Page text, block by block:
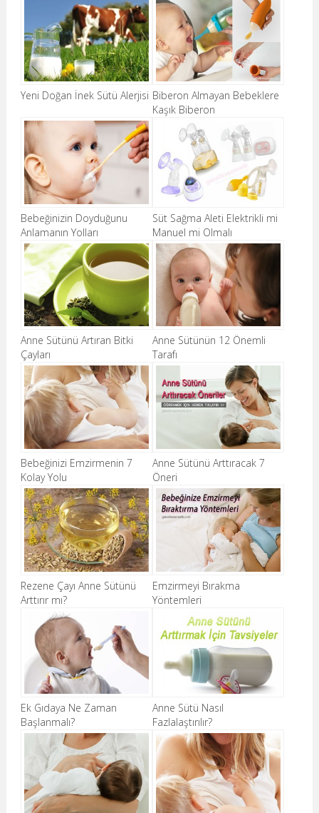
Yeni Doğan İnek Sütü Alerjisi Biberon Almayan Bebeklere
Kaşık Biberon
Bebeğinizin Doyduğunu
Anlamanın Yolları
Süt Sağma Aleti Elektrikli mi
Manuel mi Olmalı
Anne Sütünü Artıran Bitki
Çayları
Anne Sütünün 12 Önemli
Tarafı
Bebeğinizi Emzirmenin 7
Kolay Yolu
Anne Sütünü Arttıracak 7
Öneri
Rezene Çayı Anne Sütünü
Arttırır mı?
Emzirmeyi Bırakma
Yöntemleri
Ek Gıdaya Ne Zaman
Başlanmalı?
Anne Sütü Nasıl
Fazlalaştırılır?